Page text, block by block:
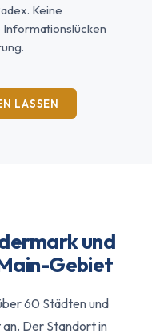
Keine
Informationslücken
LASSEN
und
Gebiet
60 Städten und
Der Standort in